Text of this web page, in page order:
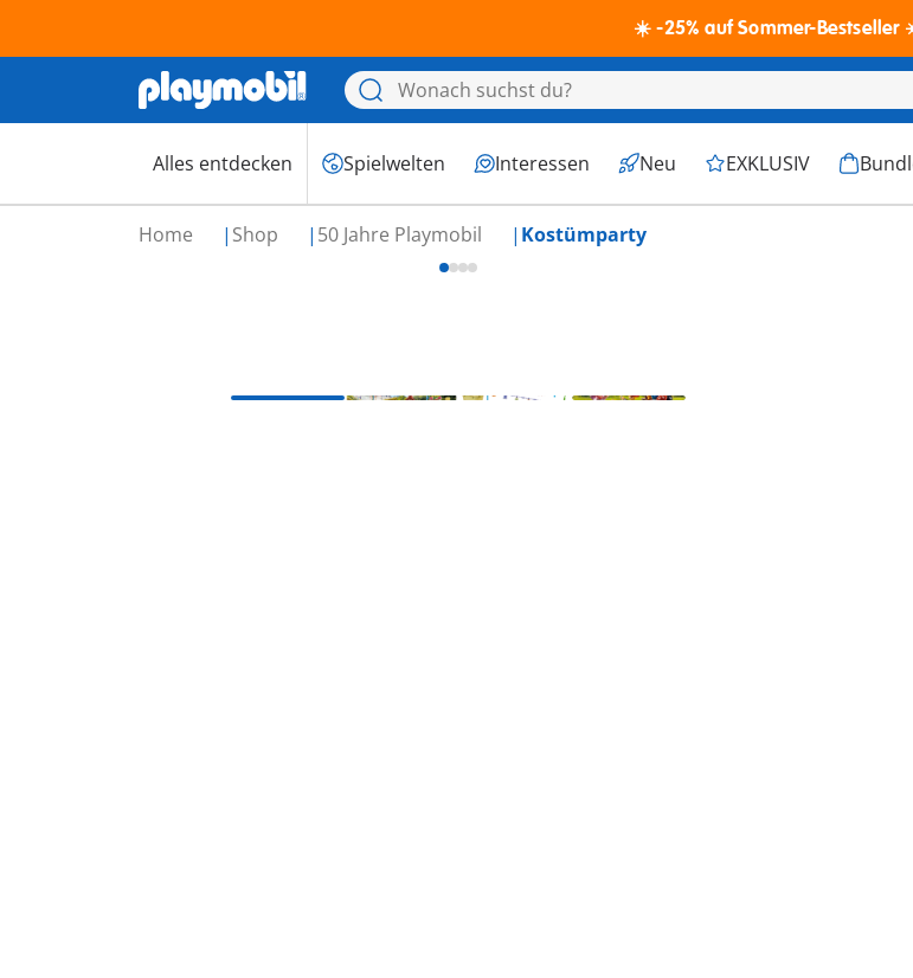
☀️ -25% auf Sommer-Bestseller
Alles entdecken Spielwelten Interessen Neu EXKLUSIV
Home Shop 50 Jahre Playmobil Kostümparty